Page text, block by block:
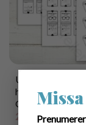
Utskriftbara
handgjorda
Glasögonfodral
25.00kr